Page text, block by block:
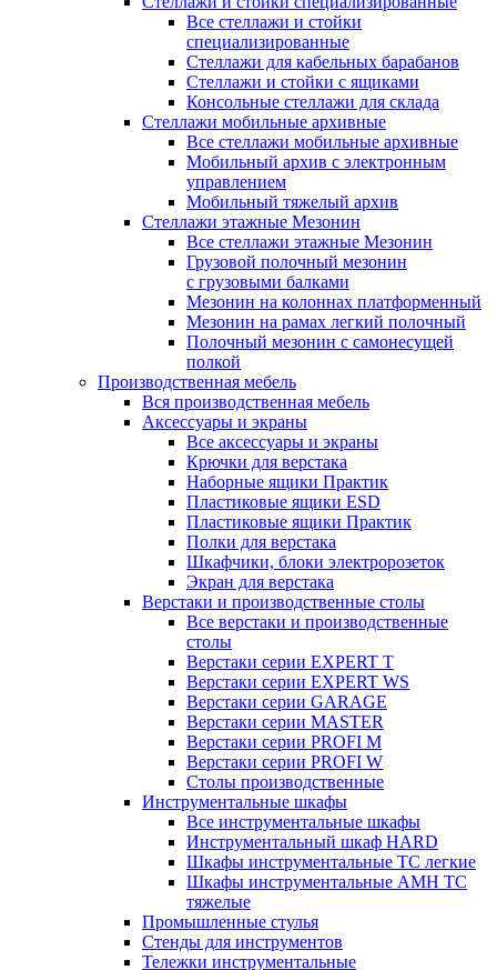
Все стеллажи и стойки
специализированные
Стеллажи для кабельных барабанов
Стеллажи и стойки с ящиками
Консольные стеллажи для склада
Стеллажи мобильные архивные
Все стеллажи мобильные архивные
Мобильный архив с электронным
управлением
Мобильный тяжелый архив
Стеллажи этажные Мезонин
Все стеллажи этажные Мезонин
Грузовой полочный мезонин
с грузовыми балками
Мезонин на колоннах платформенный
Мезонин на рамах легкий полочный
Полочный мезонин с самонесущей
полкой
Производственная мебель
Вся производственная мебель
Аксессуары и экраны
Все аксессуары и экраны
Крючки для верстака
Наборные ящики Практик
Пластиковые ящики ESD
Пластиковые ящики Практик
Полки для верстака
Шкафчики, блоки электророзеток
Экран для верстака
Верстаки и производственные столы
Все верстаки и производственные
столы
Верстаки серии EXPERT T
Верстаки серии EXPERT WS
Верстаки серии GARAGE
Верстаки серии MASTER
Верстаки серии PROFI M
Верстаки серии PROFI W
Столы производственные
Инструментальные шкафы
Все инструментальные шкафы
Инструментальный шкаф HARD
Шкафы инструментальные ТС легкие
Шкафы инструментальные AMH TC
тяжелые
Промышленные стулья
Стенды для инструментов
Тележки инструментальные